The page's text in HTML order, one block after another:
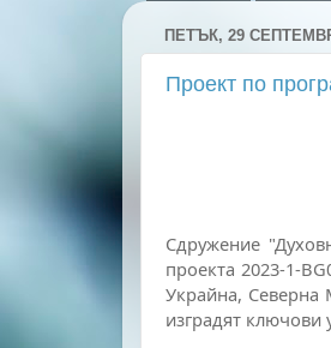
ПЕТЪК, 29
Проект по
Сдружение
проекта 2023-1-
Украйна, Северна
изградят